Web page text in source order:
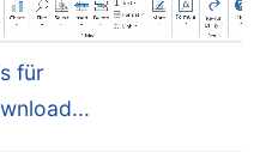
für